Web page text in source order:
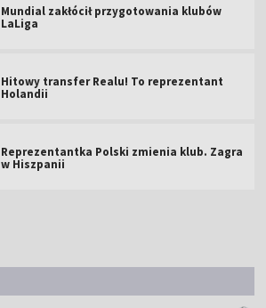
Mundial zakłócił przygotowania klubów
LaLiga
Hitowy transfer Realu! To reprezentant
Holandii
Reprezentantka Polski zmienia klub. Zagra
w Hiszpanii